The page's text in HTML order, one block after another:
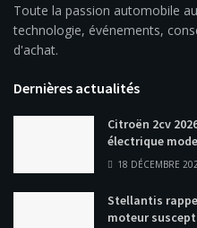
Toute la passion automobile
technologie, événements,
d'achat.
Dernières actualités
Citroën 2cv
électrique
18 DÉCEMBRE
Stellantis
moteur